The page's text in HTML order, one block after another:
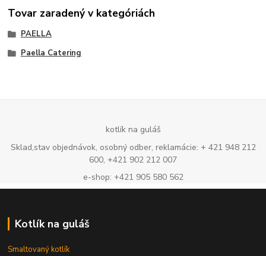
Tovar zaradený v kategóriách
PAELLA
Paella Catering
kotlík na guláš
Sklad,stav objednávok, osobný odber, reklamácie: + 421 948 212
600, +421 902 212 007
e-shop: +421 905 580 562
Kotlík na guláš
Smaltovaný kotlík